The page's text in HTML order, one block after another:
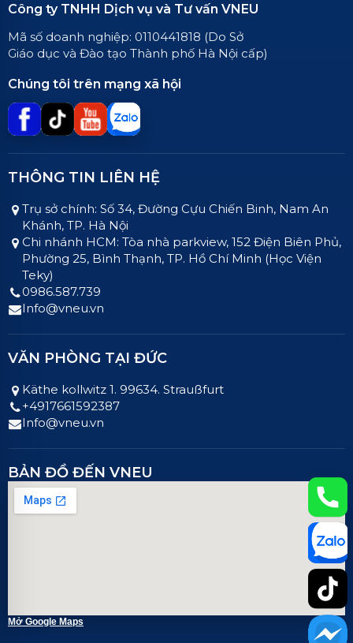
Công ty TNHH Dịch vụ và Tư vấn VNEU
Mã số doanh nghiệp: 0110441818 (Do Sở
Giáo dục và Đào tạo Thành phố Hà Nội cấp)
Chúng tôi trên mạng xã hội
THÔNG TIN LIÊN HỆ
Trụ sở chính: Số 34, Đường Cựu Chiến Binh, Nam An
Khánh, TP. Hà Nội
Chi nhánh HCM: Tòa nhà parkview, 152 Điện Biên Phủ,
Phường 25, Bình Thạnh, TP. Hồ Chí Minh (Học Viện
Teky)
0986.587.739
Info@vneu.vn
VĂN PHÒNG TẠI ĐỨC
Käthe kollwitz 1. 99634. Straußfurt
+4917661592387
Info@vneu.vn
BẢN ĐỒ ĐẾN VNEU
Mở Google Maps